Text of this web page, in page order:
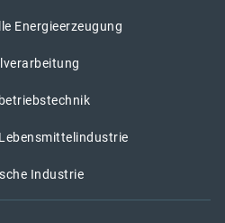
Energieerzeugung
Industrie